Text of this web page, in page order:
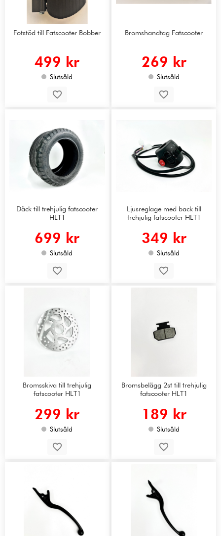
Fotstöd till Fatscooter Bobber
499 kr
Slutsåld
Bromshandtag Fatscooter
269 kr
Slutsåld
Däck till trehjulig fatscooter
HLT1
699 kr
Slutsåld
Ljusreglage med back till
trehjulig fatscooter HLT1
349 kr
Slutsåld
Bromsskiva till trehjulig
fatscooter HLT1
299 kr
Slutsåld
Bromsbelägg 2st till trehjulig
fatscooter HLT1
189 kr
Slutsåld